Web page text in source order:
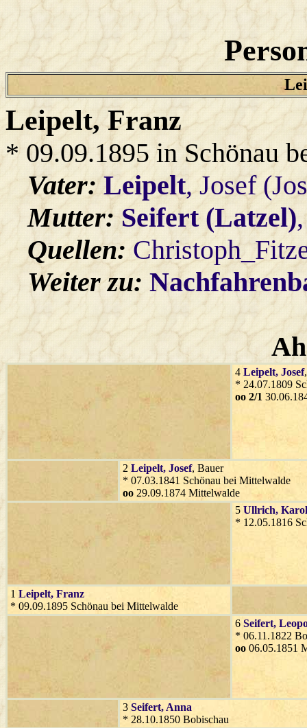
Leipelt, Franz
* 09.09.1895 in Schönau
Vater:Leipelt, Josef
Mutter:Seifert (Latzel)
Quellen:
Weiter zu:
4 Leipelt, Josef
* 24.07.1809
oo 2/1
2 Leipelt, Josef, Bauer
* 07.03.1841 Schönau bei Mittelwalde
oo 29.09.1874 Mittelwalde
5 Ullrich,
* 12.05.1816
1 Leipelt, Franz
* 09.09.1895 Schönau bei Mittelwalde
6 Seifert,
* 06.11.1822
oo 06.05.1851
3 Seifert, Anna
* 28.10.1850 Bobischau